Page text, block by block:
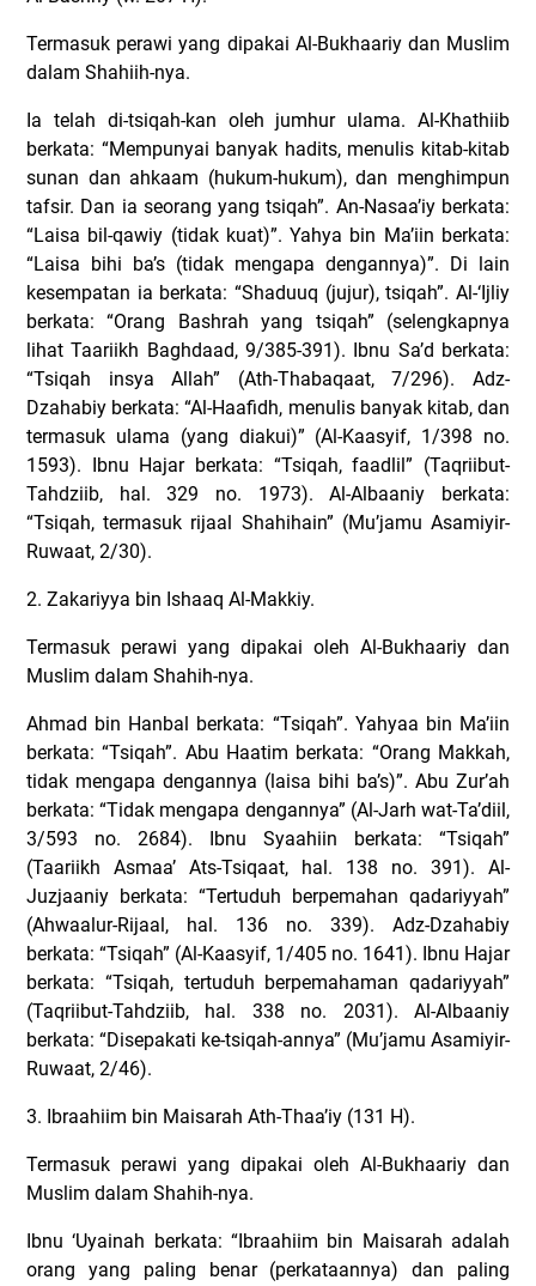
Termasuk perawi yang dipakai Al-Bukhaariy dan Muslim
dalam Shahiih-nya.
Ia telah di-tsiqah-kan oleh jumhur ulama. Al-Khathiib
berkata: “Mempunyai banyak hadits, menulis kitab-kitab
sunan dan ahkaam (hukum-hukum), dan menghimpun
tafsir. Dan ia seorang yang tsiqah”. An-Nasaa’iy berkata:
“Laisa bil-qawiy (tidak kuat)”. Yahya bin Ma’iin berkata:
“Laisa bihi ba’s (tidak mengapa dengannya)”. Di lain
kesempatan ia berkata: “Shaduuq (jujur), tsiqah”. Al-‘Ijliy
berkata: “Orang Bashrah yang tsiqah” (selengkapnya
lihat Taariikh Baghdaad, 9/385-391). Ibnu Sa’d berkata:
“Tsiqah insya Allah” (Ath-Thabaqaat, 7/296). Adz-
Dzahabiy berkata: “Al-Haafidh, menulis banyak kitab, dan
termasuk ulama (yang diakui)” (Al-Kaasyif, 1/398 no.
1593). Ibnu Hajar berkata: “Tsiqah, faadlil” (Taqriibut-
Tahdziib, hal. 329 no. 1973). Al-Albaaniy berkata:
“Tsiqah, termasuk rijaal Shahihain” (Mu’jamu Asamiyir-
Ruwaat, 2/30).
2. Zakariyya bin Ishaaq Al-Makkiy.
Termasuk perawi yang dipakai oleh Al-Bukhaariy dan
Muslim dalam Shahih-nya.
Ahmad bin Hanbal berkata: “Tsiqah”. Yahyaa bin Ma’iin
berkata: “Tsiqah”. Abu Haatim berkata: “Orang Makkah,
tidak mengapa dengannya (laisa bihi ba’s)”. Abu Zur’ah
berkata: “Tidak mengapa dengannya” (Al-Jarh wat-Ta’diil,
3/593 no. 2684). Ibnu Syaahiin berkata: “Tsiqah”
(Taariikh Asmaa’ Ats-Tsiqaat, hal. 138 no. 391). Al-
Juzjaaniy berkata: “Tertuduh berpemahan qadariyyah”
(Ahwaalur-Rijaal, hal. 136 no. 339). Adz-Dzahabiy
berkata: “Tsiqah” (Al-Kaasyif, 1/405 no. 1641). Ibnu Hajar
berkata: “Tsiqah, tertuduh berpemahaman qadariyyah”
(Taqriibut-Tahdziib, hal. 338 no. 2031). Al-Albaaniy
berkata: “Disepakati ke-tsiqah-annya” (Mu’jamu Asamiyir-
Ruwaat, 2/46).
3. Ibraahiim bin Maisarah Ath-Thaa’iy (131 H).
Termasuk perawi yang dipakai oleh Al-Bukhaariy dan
Muslim dalam Shahih-nya.
Ibnu ‘Uyainah berkata: “Ibraahiim bin Maisarah adalah
orang yang paling benar (perkataannya) dan paling